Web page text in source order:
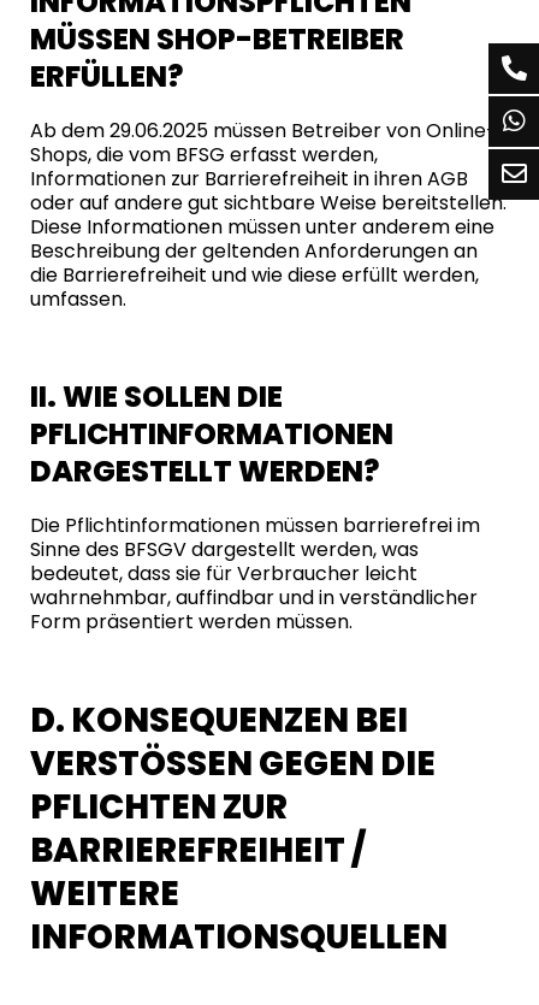
MÜSSEN SHOP-BETREIBER
ERFÜLLEN?
Ab dem 29.06.2025 müssen Betreiber von Online-
Shops, die vom BFSG erfasst werden,
Informationen zur Barrierefreiheit in ihren AGB
oder auf andere gut sichtbare Weise bereitstellen.
Diese Informationen müssen unter anderem eine
Beschreibung der geltenden Anforderungen an
die Barrierefreiheit und wie diese erfüllt werden,
umfassen.
II. WIE SOLLEN DIE
PFLICHTINFORMATIONEN
DARGESTELLT WERDEN?
Die Pflichtinformationen müssen barrierefrei im
Sinne des BFSGV dargestellt werden, was
bedeutet, dass sie für Verbraucher leicht
wahrnehmbar, auffindbar und in verständlicher
Form präsentiert werden müssen.
D. KONSEQUENZEN BEI
VERSTÖSSEN GEGEN DIE P
FLICHTEN ZUR B
ARRIEREFREIHEIT / W
EITERE I
NFORMATIONSQUELLEN